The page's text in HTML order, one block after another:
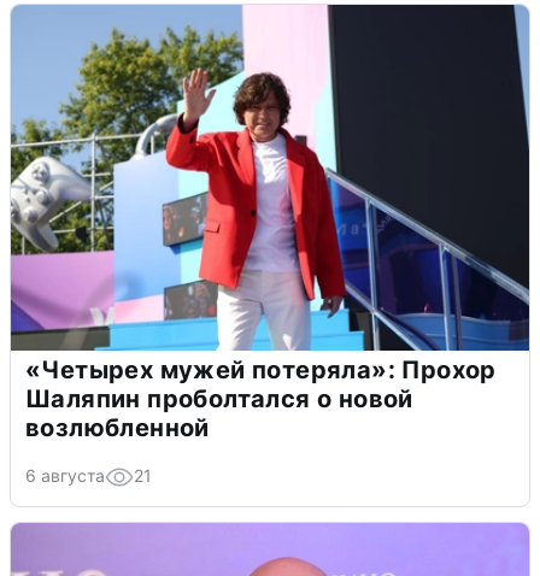
«Четырех мужей потеряла»: Прохор
Шаляпин проболтался о новой
возлюбленной
6 августа 21